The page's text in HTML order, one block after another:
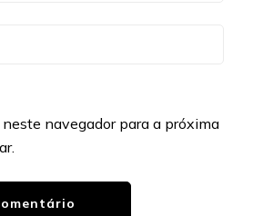
navegador para a próxima